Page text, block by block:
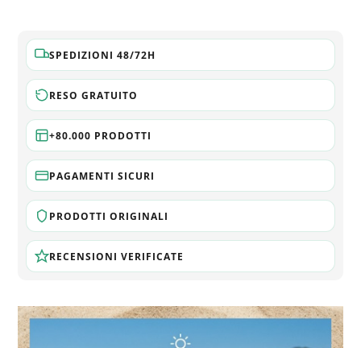
SPEDIZIONI 48/72H
RESO GRATUITO
+80.000 PRODOTTI
PAGAMENTI SICURI
PRODOTTI ORIGINALI
RECENSIONI VERIFICATE